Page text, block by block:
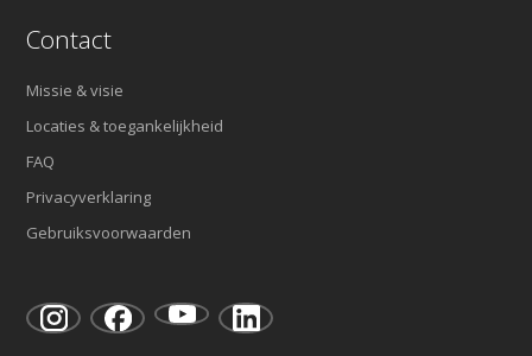
Contact
Missie & visie
Locaties & toegankelijkheid
FAQ
Privacyverklaring
Gebruiksvoorwaarden